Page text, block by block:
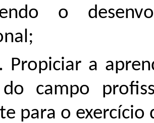
o
Propiciar a
campo
para o exercício